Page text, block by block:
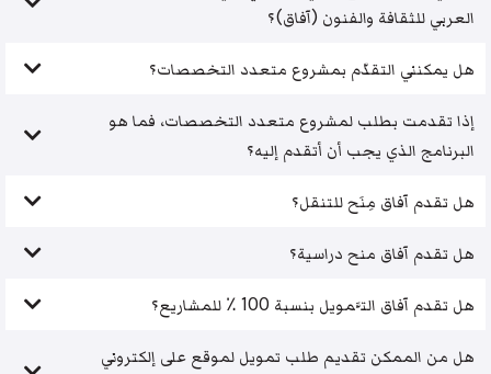
العربي للثقافة والفنون (آفاق)؟
هل يمكنني التقدّم بمشروع متعدد التخصصات؟
إذا تقدمت بطلب لمشروع متعدد التخصصات، فما هو
البرنامج الذي يجب أن أتقدم إليه؟
هل تقدم آفاق مِنَح للتنقل؟
هل تقدم آفاق منح دراسية؟
هل تقدم آفاق التَّمويل بنسبة 100 ٪ للمشاريع؟
هل من الممكن تقديم طلب تمويل لموقع على إلكتروني